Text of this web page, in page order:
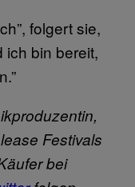
folgert sie,
ich bin bereit,
Festivals
bei